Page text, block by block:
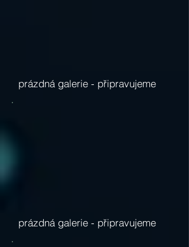
prázdná galerie - připravujeme
prázdná galerie - připravujeme